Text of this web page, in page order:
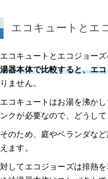
エコキュートとエ
エコキュートとエコジョー
湯器本体で比較すると、エ
りません。
エコキュートはお湯を沸か
ンクが必要なので、どうし
そのため、庭やベランダな
えます。
対してエコジョーズは排熱